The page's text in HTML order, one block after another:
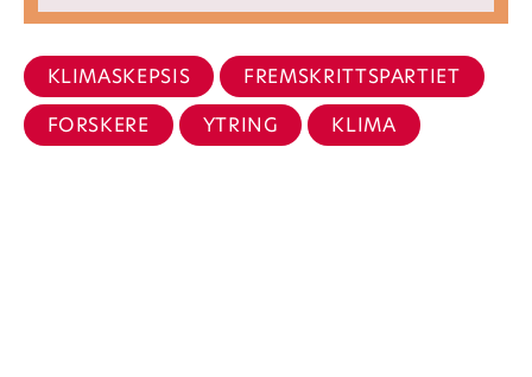
KLIMASKEPSIS
FREMSKRITTSPARTIET
FORSKERE
YTRING KLIMA